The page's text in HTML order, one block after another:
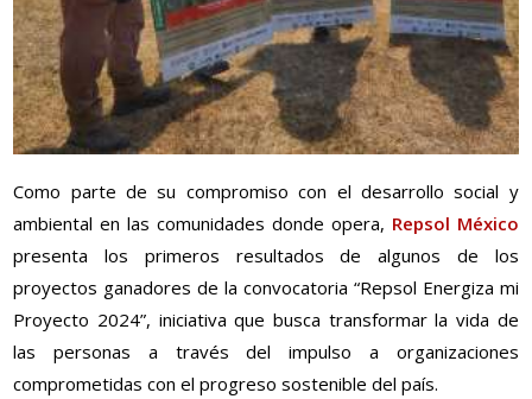
Como parte de su compromiso con el desarrollo social y
ambiental en las comunidades donde opera, Repsol México
presenta los primeros resultados de algunos de los
proyectos ganadores de la convocatoria “Repsol Energiza mi
Proyecto 2024”, iniciativa que busca transformar la vida de
las personas a través del impulso a organizaciones
comprometidas con el progreso sostenible del país.